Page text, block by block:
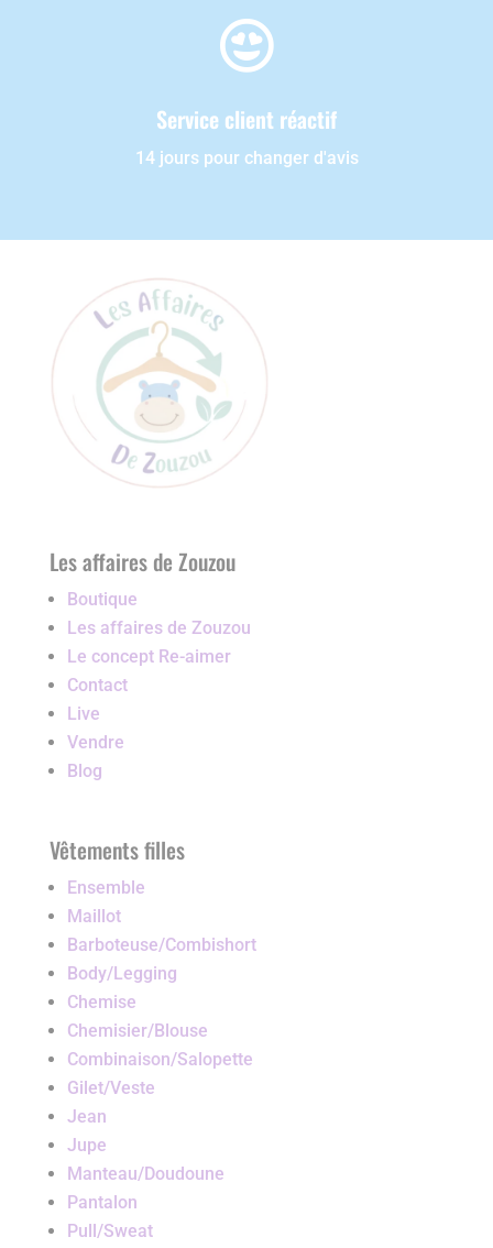

Service client réactif
14 jours pour changer d'avis
Les affaires de Zouzou
Boutique
Les affaires de Zouzou
Le concept Re-aimer
Contact
Live
Vendre
Blog
Vêtements filles
Ensemble
Maillot
Barboteuse/Combishort
Body/Legging
Chemise
Chemisier/Blouse
Combinaison/Salopette
Gilet/Veste
Jean
Jupe
Manteau/Doudoune
Pantalon
Pull/Sweat